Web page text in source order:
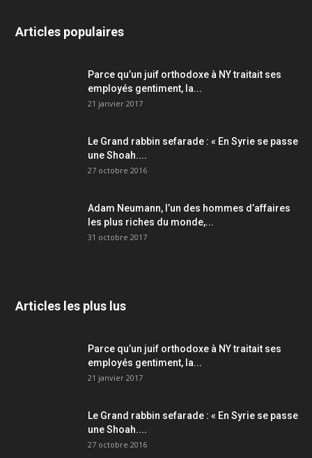
Articles populaires
Parce qu’un juif orthodoxe à NY traitait ses
employés gentiment, la...
21 janvier 2017
Le Grand rabbin sefarade : « En Syrie se passe
une Shoah....
27 octobre 2016
Adam Neumann, l’un des hommes d’affaires
les plus riches du monde,...
31 octobre 2017
Articles les plus lus
Parce qu’un juif orthodoxe à NY traitait ses
employés gentiment, la...
21 janvier 2017
Le Grand rabbin sefarade : « En Syrie se passe
une Shoah....
27 octobre 2016